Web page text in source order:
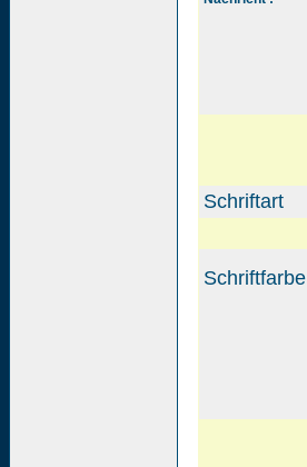
Schriftart
Schriftfarbe